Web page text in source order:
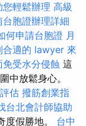
輕鬆辦理 高級
台胞證辦理詳細
何申請台胞證 月
合適的 lawyer 來
受水分侵蝕 這
中放鬆身心。
估 撥筋創業指
台北會計師協助
度假勝地。 台中